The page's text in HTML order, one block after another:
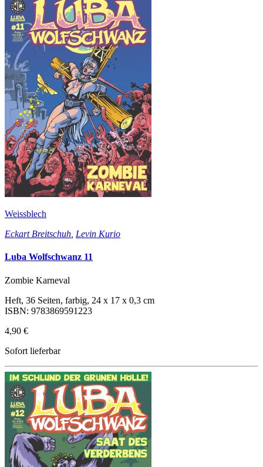
Weissblech
Eckart Breitschuh Levin Kurio
Luba Wolfschwanz 11
Zombie Karneval
Heft, 36 Seiten, farbig, 24 x 17 x 0,3 cm
ISBN: 9783869591223
4,90 €
Sofort lieferbar